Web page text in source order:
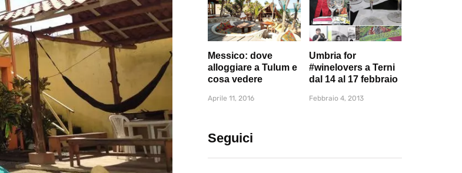
Messico: dove
alloggiare a Tulum e
cosa vedere
Aprile 11, 2016
Umbria for
#winelovers a Terni
dal 14 al 17 febbraio
Febbraio 4, 2013
Seguici